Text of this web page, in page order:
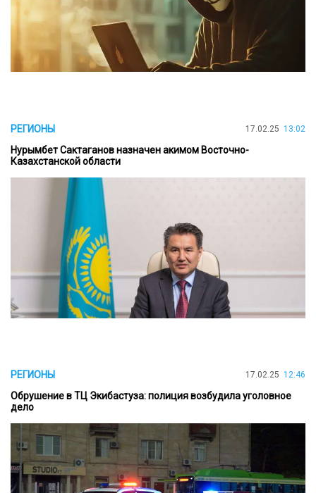
РЕГИОНЫ 17.02.25 13:02
Нурымбет Сактаганов назначен акимом Восточно-
Казахстанской области
РЕГИОНЫ 17.02.25 12:46
Обрушение в ТЦ Экибастуза: полиция возбудила уголовное
дело